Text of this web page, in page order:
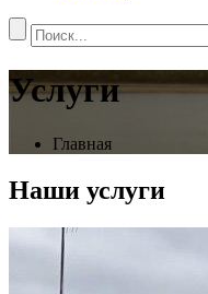
Услуги
Главная
Наши услуги